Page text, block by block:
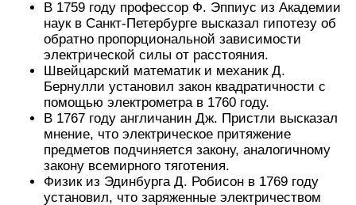
В 1759 году профессор Ф. Эппиус из Академии
наук в Санкт-Петербурге высказал гипотезу об
обратно пропорциональной зависимости
электрической силы от расстояния.
Швейцарский математик и механик Д.
Бернулли установил закон квадратичности с
помощью электрометра в 1760 году.
В 1767 году англичанин Дж. Пристли высказал
мнение, что электрическое притяжение
предметов подчиняется закону, аналогичному
закону всемирного тяготения.
Физик из Эдинбурга Д. Робисон в 1769 году
установил, что заряженные электричеством